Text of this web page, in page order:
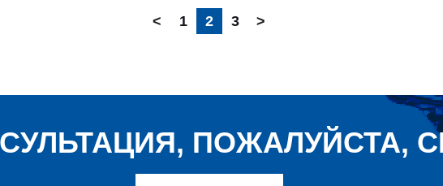
< 1 2 3 >
ПОЖАЛУЙСТА,